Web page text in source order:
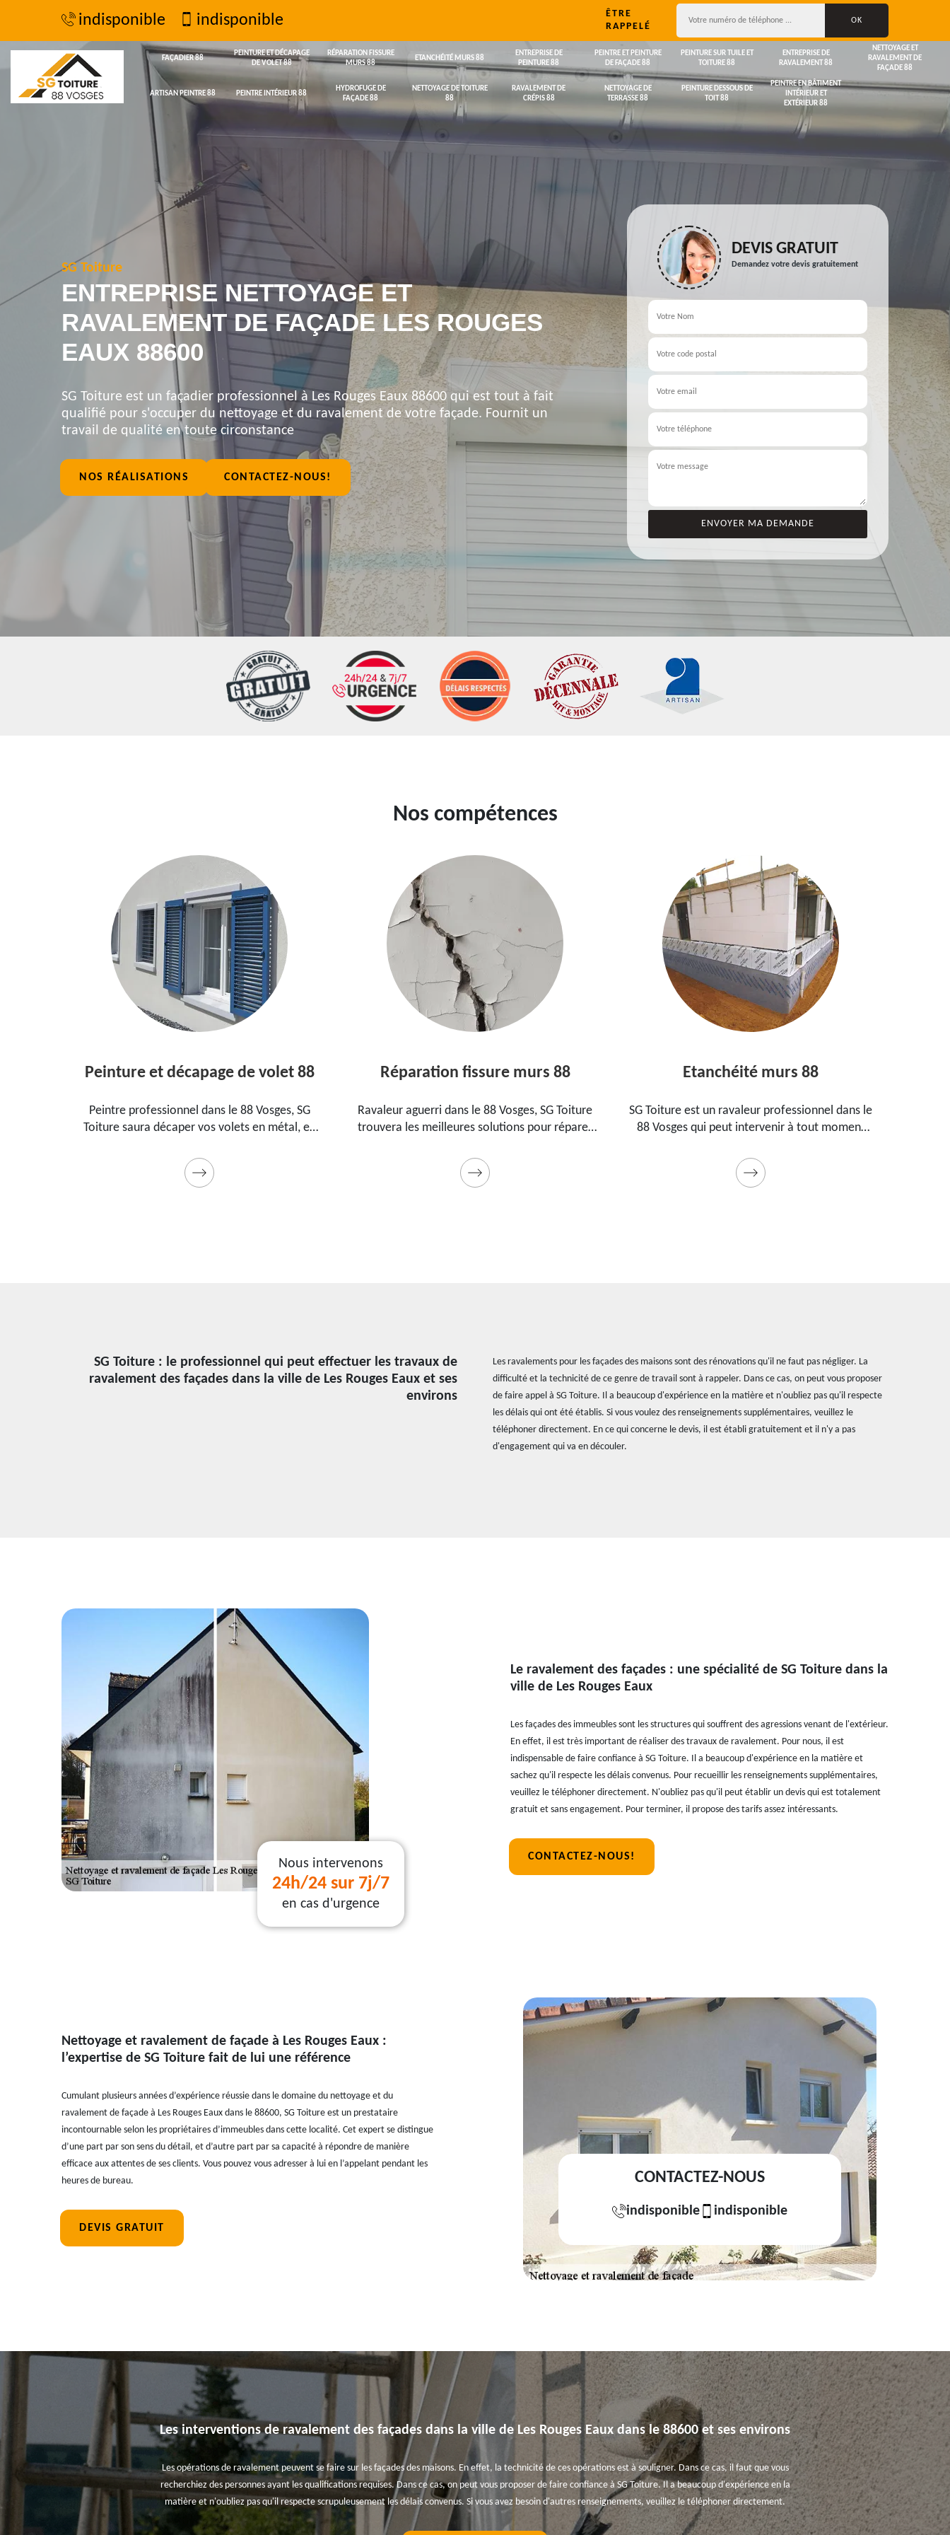
indisponible indisponible
ÊTRE
RAPPELÉ
FAÇADIER 88
PEINTURE ET DÉCAPAGE
DE VOLET 88
RÉPARATION FISSURE
MURS 88
ETANCHÉITÉ MURS 88
ENTREPRISE DE
PEINTURE 88
PEINTRE ET PEINTURE
DE FAÇADE 88
PEINTURE SUR TUILE ET
TOITURE 88
ENTREPRISE DE
RAVALEMENT 88
NETTOYAGE ET
RAVALEMENT DE
FAÇADE 88
ARTISAN PEINTRE 88 PEINTRE INTÉRIEUR 88
HYDROFUGE DE
FAÇADE 88
NETTOYAGE DE TOITURE
88
RAVALEMENT DE
CRÉPIS 88
NETTOYAGE DE
TERRASSE 88
PEINTURE DESSOUS DE
TOIT 88
PEINTRE EN BÂTIMENT
INTÉRIEUR ET
EXTÉRIEUR 88
SG Toiture
ENTREPRISE NETTOYAGE ET
RAVALEMENT DE FAÇADE LES ROUGES
EAUX 88600
SG Toiture est un façadier professionnel à Les Rouges Eaux 88600 qui est tout à fait
qualifié pour s'occuper du nettoyage et du ravalement de votre façade. Fournit un
travail de qualité en toute circonstance
NOS RÉALISATIONS CONTACTEZ-NOUS!
DEVIS GRATUIT
Demandez votre devis gratuitement
Nos compétences
Peinture et décapage de volet 88
Peintre professionnel dans le 88 Vosges, SG
Toiture saura décaper vos volets en métal, en
Utilise des produits et des peintures de qualité.
Devis détaillé offert
Réparation fissure murs 88
Ravaleur aguerri dans le 88 Vosges, SG Toiture
trouvera les meilleures solutions pour réparer
qualité et des matériels professionnels. Travaux
garantis décennaux
Etanchéité murs 88
SG Toiture est un ravaleur professionnel dans le
88 Vosges qui peut intervenir à tout moment
pas cher pour ce faire
SG Toiture : le professionnel qui peut effectuer les travaux de
ravalement des façades dans la ville de Les Rouges Eaux et ses
environs
Les ravalements pour les façades des maisons sont des rénovations qu'il ne faut pas négliger. La
difficulté et la technicité de ce genre de travail sont à rappeler. Dans ce cas, on peut vous proposer
de faire appel à SG Toiture. Il a beaucoup d'expérience en la matière et n'oubliez pas qu'il respecte
les délais qui ont été établis. Si vous voulez des renseignements supplémentaires, veuillez le
téléphoner directement. En ce qui concerne le devis, il est établi gratuitement et il n'y a pas
d'engagement qui va en découler.
Nous intervenons
24h/24 sur 7j/7
en cas d'urgence
Le ravalement des façades : une spécialité de SG Toiture dans la
ville de Les Rouges Eaux
Les façades des immeubles sont les structures qui souffrent des agressions venant de l'extérieur.
En effet, il est très important de réaliser des travaux de ravalement. Pour nous, il est
indispensable de faire confiance à SG Toiture. Il a beaucoup d'expérience en la matière et
sachez qu'il respecte les délais convenus. Pour recueillir les renseignements supplémentaires,
veuillez le téléphoner directement. N'oubliez pas qu'il peut établir un devis qui est totalement
gratuit et sans engagement. Pour terminer, il propose des tarifs assez intéressants.
CONTACTEZ-NOUS!
Nettoyage et ravalement de façade à Les Rouges Eaux :
l’expertise de SG Toiture fait de lui une référence
Cumulant plusieurs années d’expérience réussie dans le domaine du nettoyage et du
ravalement de façade à Les Rouges Eaux dans le 88600, SG Toiture est un prestataire
incontournable selon les propriétaires d’immeubles dans cette localité. Cet expert se distingue
d’une part par son sens du détail, et d’autre part par sa capacité à répondre de manière
efficace aux attentes de ses clients. Vous pouvez vous adresser à lui en l’appelant pendant les
heures de bureau.
DEVIS GRATUIT
CONTACTEZ-NOUS
indisponible indisponible
Les interventions de ravalement des façades dans la ville de Les Rouges Eaux dans le 88600 et ses environs
Les opérations de ravalement peuvent se faire sur les façades des maisons. En effet, la technicité de ces opérations est à souligner. Dans ce cas, il faut que vous
recherchiez des personnes ayant les qualifications requises. Dans ce cas, on peut vous proposer de faire confiance à SG Toiture. Il a beaucoup d'expérience en la
matière et n'oubliez pas qu'il respecte scrupuleusement les délais convenus. Si vous avez besoin d'autres renseignements, veuillez le téléphoner directement.